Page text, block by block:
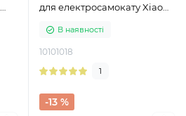
для електросамокату Xiaomi
В наявності
10101018
1
-13 %